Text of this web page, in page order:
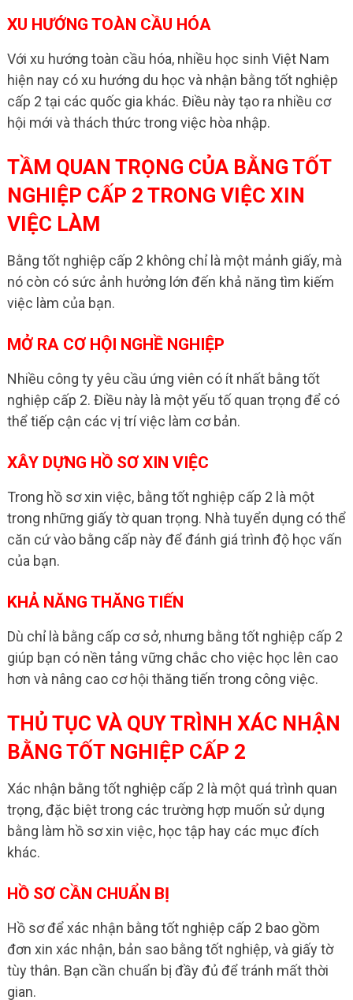
XU HƯỚNG TOÀN CẦU HÓA
Với xu hướng toàn cầu hóa, nhiều học sinh Việt Nam
hiện nay có xu hướng du học và nhận bằng tốt nghiệp
cấp 2 tại các quốc gia khác. Điều này tạo ra nhiều cơ
hội mới và thách thức trong việc hòa nhập.
TẦM QUAN TRỌNG CỦA BẰNG TỐT
NGHIỆP CẤP 2 TRONG VIỆC XIN
VIỆC LÀM
Bằng tốt nghiệp cấp 2 không chỉ là một mảnh giấy, mà
nó còn có sức ảnh hưởng lớn đến khả năng tìm kiếm
việc làm của bạn.
MỞ RA CƠ HỘI NGHỀ NGHIỆP
Nhiều công ty yêu cầu ứng viên có ít nhất bằng tốt
nghiệp cấp 2. Điều này là một yếu tố quan trọng để có
thể tiếp cận các vị trí việc làm cơ bản.
XÂY DỰNG HỒ SƠ XIN VIỆC
Trong hồ sơ xin việc, bằng tốt nghiệp cấp 2 là một
trong những giấy tờ quan trọng. Nhà tuyển dụng có thể
căn cứ vào bằng cấp này để đánh giá trình độ học vấn
của bạn.
KHẢ NĂNG THĂNG TIẾN
Dù chỉ là bằng cấp cơ sở, nhưng bằng tốt nghiệp cấp 2
giúp bạn có nền tảng vững chắc cho việc học lên cao
hơn và nâng cao cơ hội thăng tiến trong công việc.
THỦ TỤC VÀ QUY TRÌNH XÁC NHẬN
BẰNG TỐT NGHIỆP CẤP 2
Xác nhận bằng tốt nghiệp cấp 2 là một quá trình quan
trọng, đặc biệt trong các trường hợp muốn sử dụng
bằng làm hồ sơ xin việc, học tập hay các mục đích
khác.
HỒ SƠ CẦN CHUẨN BỊ
Hồ sơ để xác nhận bằng tốt nghiệp cấp 2 bao gồm
đơn xin xác nhận, bản sao bằng tốt nghiệp, và giấy tờ
tùy thân. Bạn cần chuẩn bị đầy đủ để tránh mất thời
gian.